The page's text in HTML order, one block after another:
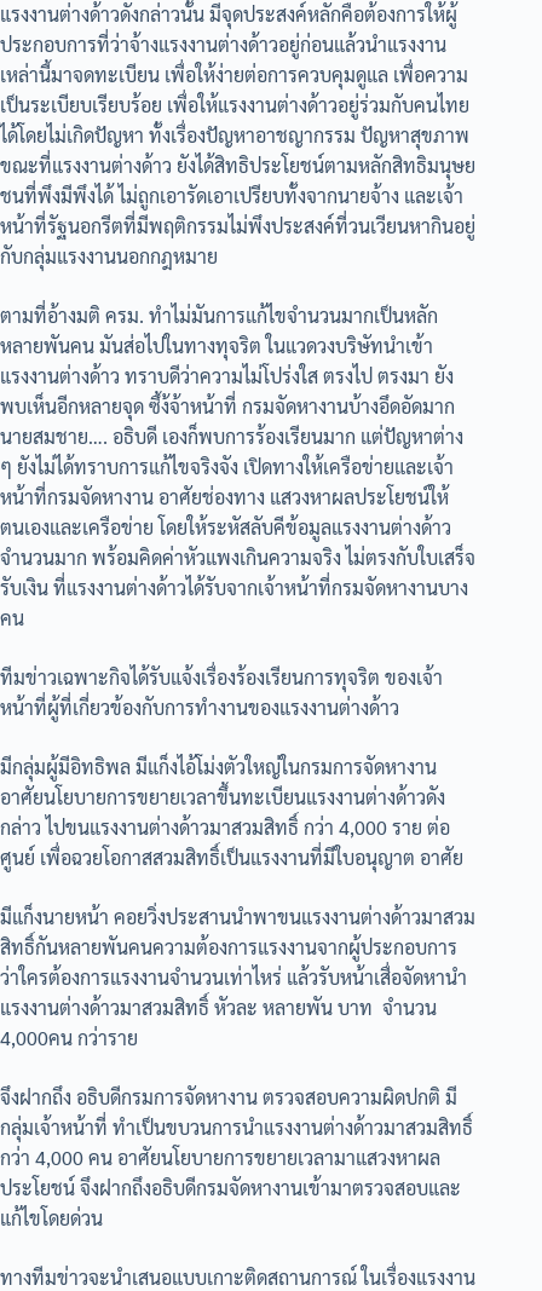
แรงงานต่างด้าวดังกล่าวนั้น มีจุดประสงค์หลักคือต้องการให้ผู้
ประกอบการที่ว่าจ้างแรงงานต่างด้าวอยู่ก่อนแล้วนำแรงงาน
เหล่านี้มาจดทะเบียน เพื่อให้ง่ายต่อการควบคุมดูแล เพื่อความ
เป็นระเบียบเรียบร้อย เพื่อให้แรงงานต่างด้าวอยู่ร่วมกับคนไทย
ได้โดยไม่เกิดปัญหา ทั้งเรื่องปัญหาอาชญากรรม ปัญหาสุขภาพ
ขณะที่แรงงานต่างด้าว ยังได้สิทธิประโยชน์ตามหลักสิทธิมนุษย
ชนที่พึงมีพึงได้ ไม่ถูกเอารัดเอาเปรียบทั้งจากนายจ้าง และเจ้า
หน้าที่รัฐนอกรีตที่มีพฤติกรรมไม่พึงประสงค์ที่วนเวียนหากินอยู่
กับกลุ่มแรงงานนอกกฎหมาย
ตามที่อ้างมติ​ ครม.​ ทำไม่มันการแก้ไขจำนวนมากเป็นหลัก
หลายพันคน​ มันส่อไปในทางทุจริต​ ในแวดวงบริษัท​นำเข้า
แรงงานต่างด้าว​ ทราบดีว่าความไม่โปร่งใส​ ตรงไป​ ตรงมา​ ยัง
พบเห็นอีกหลายจุด​ ซึ้ง้จ้าหน้าที่​ กรมจัดหางานบ้างอึดอัดมาก​
นายสมชาย…. อธิบดี​ เองก็พบการร้องเรียนมาก​ แต่ปัญหา​ต่าง​
ๆ​ ยังไม่ได้ทราบการแก้ไขจริงจัง​ เปิดทางให้เครือข่าย​และเจ้า
หน้าที่กรมจัดหางาน​ อาศัยช่องทาง​ แสวงหาผลประโยชน์​ให้
ตนเองและเครือข่าย​ โดยให้ระหัสลับคีข้อมูล​แรงงานต่างด้าว
จำนวนมาก​ พร้อมคิดค่าหัวแพงเกินความจริง​ ไม่ตรงกับใบเสร็จ
รับเงิน​ ที่แรงงานต่างด้าวได้รับจากเจ้าหน้าที่​กรมจัดหางานบาง
คน
ทีมข่าวเฉพาะกิจได้รับแจ้งเรื่องร้องเรียนการทุจริต ของเจ้า
หน้าที่ผู้ที่เกี่ยวข้องกับการทำงานของแรงงานต่างด้าว
มีกลุ่มผู้มีอิทธิพล มีแก็งไอ้โม่งตัวใหญ่ในกรมการจัดหางาน
อาศัยนโยบายการขยายเวลาขึ้นทะเบียนแรงงานต่างด้าวดัง
กล่าว ไปขนแรงงานต่างด้าวมาสวมสิทธิ์ กว่า 4,000 ราย ต่อ
ศูนย์ เพื่อฉวยโอกาสสวมสิทธิ์เป็นแรงงานที่มีใบอนุญาต อาศัย
มีแก็งนายหน้า คอยวิ่งประสานนำพาขนแรงงานต่างด้าวมาสวม
สิทธิ์กันหลายพันคนความต้องการแรงงานจากผู้ประกอบการ
ว่าใครต้องการแรงงานจำนวนเท่าไหร่ แล้วรับหน้าเสื่อจัดหานำ
แรงงานต่างด้าวมาสวมสิทธิ์ หัวละ หลายพัน บาท จำนวน
4,000คน กว่าราย
จึงฝากถึง อธิบดีกรมการจัดหางาน ตรวจสอบความผิดปกติ มี
กลุ่มเจ้าหน้าที่ ทำเป็นขบวนการนำแรงงานต่างด้าวมาสวมสิทธิ์
กว่า 4,000 คน อาศัยนโยบายการขยายเวลามาแสวงหาผล
ประโยชน์ จึงฝากถึงอธิบดีกรมจัดหางานเข้ามาตรวจสอบและ
แก้ไขโดยด่วน
ทางทีมข่าวจะนำเสนอแบบเกาะติดสถานการณ์​ ในเรื่องแรงงาน